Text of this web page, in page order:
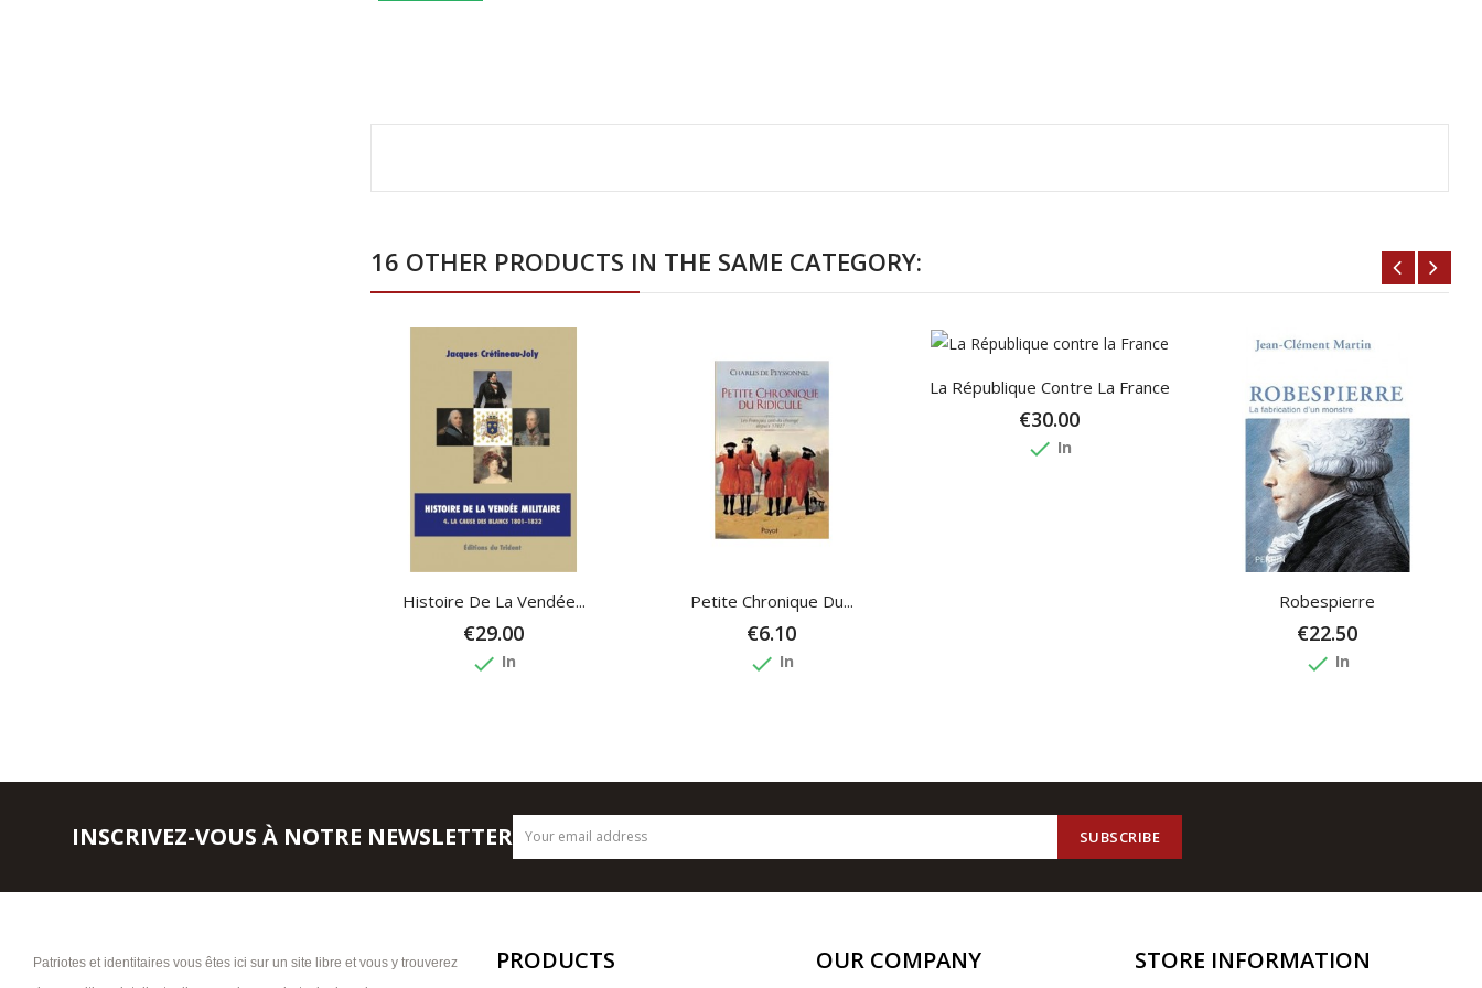
16 OTHER PRODUCTS IN THE SAME CATEGORY:
Histoire De La Vendée...
€29.00
done In
Petite Chronique Du...
€6.10
done In
La République Contre La France
€30.00
done In
Robespierre
€22.50
done In
INSCRIVEZ-VOUS À NOTRE NEWSLETTER
Patriotes et identitaires vous êtes ici sur un site libre et vous y trouverez
PRODUCTS OUR COMPANY STORE INFORMATION